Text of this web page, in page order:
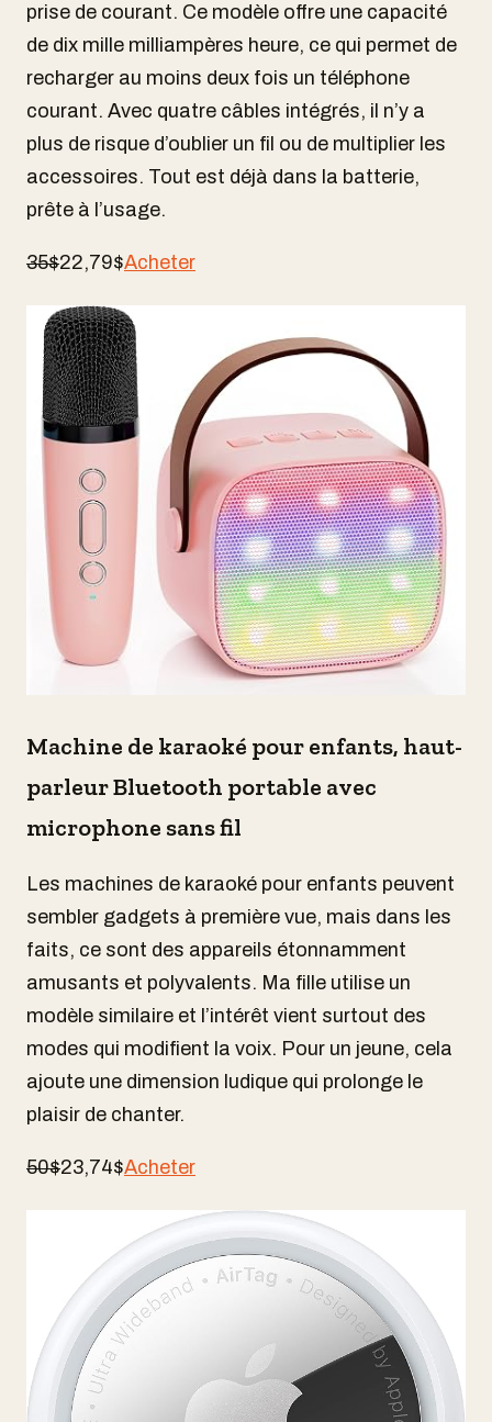
prise de courant. Ce modèle offre une capacité
de dix mille milliampères heure, ce qui permet de
recharger au moins deux fois un téléphone
courant. Avec quatre câbles intégrés, il n’y a
plus de risque d’oublier un fil ou de multiplier les
accessoires. Tout est déjà dans la batterie,
prête à l’usage.
35$22,79$Acheter
Machine de karaoké pour enfants, haut-
parleur Bluetooth portable avec
microphone sans fil
Les machines de karaoké pour enfants peuvent
sembler gadgets à première vue, mais dans les
faits, ce sont des appareils étonnamment
amusants et polyvalents. Ma fille utilise un
modèle similaire et l’intérêt vient surtout des
modes qui modifient la voix. Pour un jeune, cela
ajoute une dimension ludique qui prolonge le
plaisir de chanter.
50$23,74$Acheter